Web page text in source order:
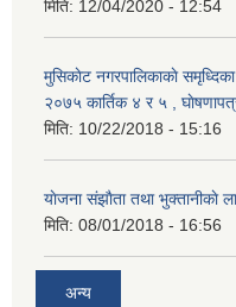
मिति: 12/04/2020 - 12:54
मुसिकाेट नगरपालिकाकाे
२०७५ कार्तिक ४ र ५ ,
मिति: 10/22/2018 - 15:16
याेजना संझाैता तथा भुक्तानीकाे
मिति: 08/01/2018 - 16:56
अन्य